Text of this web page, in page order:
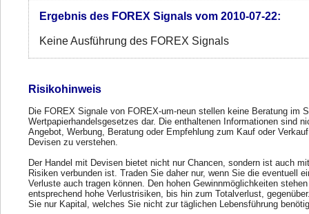
Ergebnis des FOREX Signals vom 2010-07-22:
Keine Ausführung des FOREX Signals
Risikohinweis
Die FOREX Signale von FOREX-um-neun stellen keine Beratung im
Wertpapierhandelsgesetzes dar. Die enthaltenen Informationen sind
Angebot, Werbung, Beratung oder Empfehlung zum Kauf oder
Devisen zu verstehen.
Der Handel mit Devisen bietet nicht nur Chancen, sondern ist auch
Risiken verbunden ist. Traden Sie daher nur, wenn Sie die eventuell
Verluste auch tragen können. Den hohen Gewinnmöglichkeiten stehen
entsprechend hohe Verlustrisiken, bis hin zum Totalverlust,
Sie nur Kapital, welches Sie nicht zur täglichen Lebensführung